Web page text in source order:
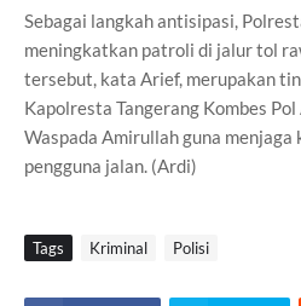
Sebagai langkah antisipasi,
meningkatkan patroli di jalur tol
tersebut, kata Arief, merupakan
Kapolresta Tangerang Kombes
Waspada Amirullah guna menjaga
pengguna jalan. (Ardi)
Tags Kriminal Polisi